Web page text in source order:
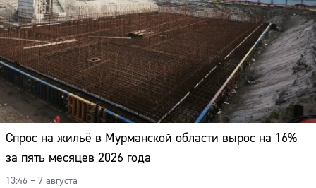
Спрос на жильё в Мурманской области вырос на 16%
за пять месяцев 2026 года
13:46 – 7 августа